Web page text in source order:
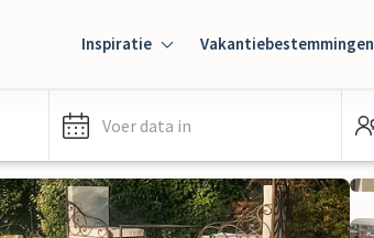
Inspiratie Vakantiebestemmingen
Voer data in